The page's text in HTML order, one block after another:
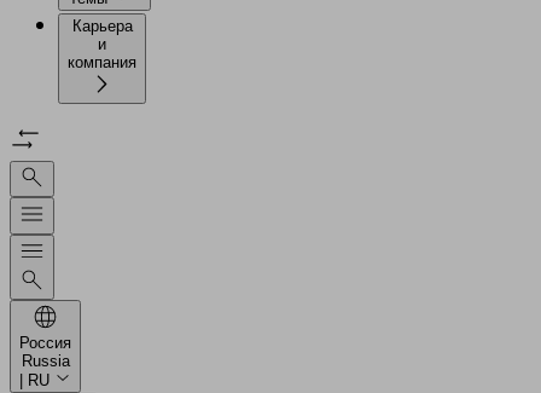
Карьера
и
компания
Россия
Russia
| RU